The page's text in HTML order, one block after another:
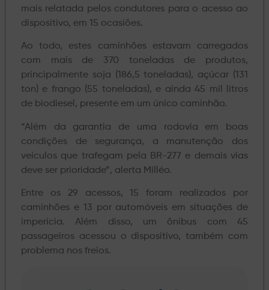
mais relatada pelos condutores para o acesso ao
dispositivo, em 15 ocasiões.
Ao todo, estes caminhões estavam carregados
com mais de 370 toneladas de produtos,
principalmente soja (186,5 toneladas), açúcar (131
ton) e frango (55 toneladas), e ainda 45 mil litros
de biodiesel, presente em um único caminhão.
“Além da garantia de uma rodovia em boas
condições de segurança, a manutenção dos
veículos que trafegam pela BR-277 e demais vias
deve ser prioridade”, alerta Milléo.
Entre os 29 acessos, 15 foram realizados por
caminhões e 13 por automóveis em situações de
imperícia. Além disso, um ônibus com 45
passageiros acessou o dispositivo, também com
problema nos freios.